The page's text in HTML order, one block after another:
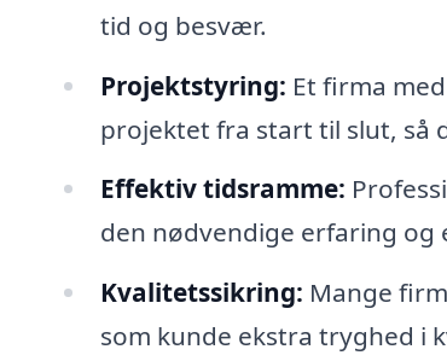
tid og besvær.
Projektstyring: Et firma
projektet fra start til slut, så
Effektiv tidsramme:
den nødvendige erfaring
Kvalitetssikring: Mange
som kunde ekstra tryghed i